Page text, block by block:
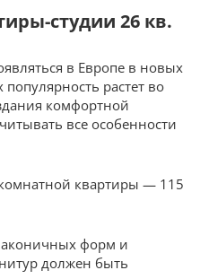
студии 26 кв.
в Европе в новых
растет во
комфортной
все особенности
квартиры — 115
форм и
должен быть